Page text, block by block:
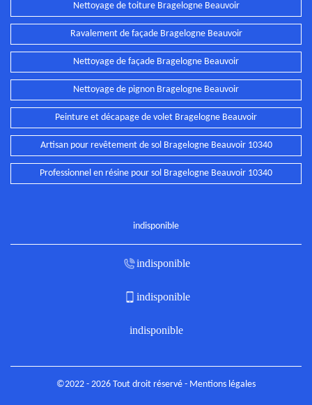
Nettoyage de toiture Bragelogne Beauvoir
Ravalement de façade Bragelogne Beauvoir
Nettoyage de façade Bragelogne Beauvoir
Nettoyage de pignon Bragelogne Beauvoir
Peinture et décapage de volet Bragelogne Beauvoir
Artisan pour revêtement de sol Bragelogne Beauvoir 10340
Professionnel en résine pour sol Bragelogne Beauvoir 10340
indisponible
indisponible
indisponible
indisponible
©2022 - 2026 Tout droit réservé - Mentions légales